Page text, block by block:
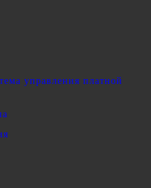
управления платной